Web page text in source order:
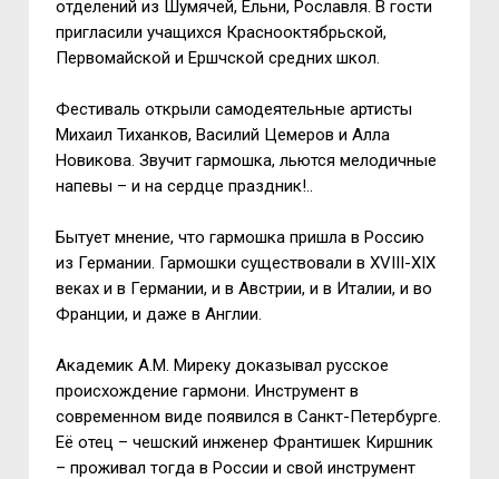
отделений из Шумячей, Ельни, Рославля. В гости
пригласили учащихся Краснооктябрьской,
Первомайской и Ершчской средних школ.
Фестиваль открыли самодеятельные артисты
Михаил Тиханков, Василий Цемеров и Алла
Новикова. Звучит гармошка, льются мелодичные
напевы – и на сердце праздник!..
Бытует мнение, что гармошка пришла в Россию
из Германии. Гармошки существовали в XVIII-XIX
веках и в Германии, и в Австрии, и в Италии, и во
Франции, и даже в Англии.
Академик А.М. Миреку доказывал русское
происхождение гармони. Инструмент в
современном виде появился в Санкт-Петербурге.
Её отец – чешский инженер Франтишек Киршник
– проживал тогда в России и свой инструмент